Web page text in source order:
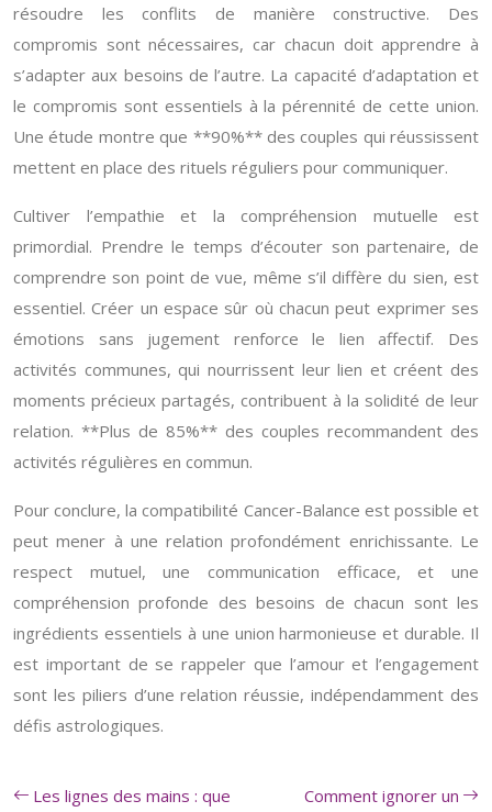
résoudre les conflits de manière constructive. Des
compromis sont nécessaires, car chacun doit apprendre à
s’adapter aux besoins de l’autre. La capacité d’adaptation et
le compromis sont essentiels à la pérennité de cette union.
Une étude montre que **90%** des couples qui réussissent
mettent en place des rituels réguliers pour communiquer.
Cultiver l’empathie et la compréhension mutuelle est
primordial. Prendre le temps d’écouter son partenaire, de
comprendre son point de vue, même s’il diffère du sien, est
essentiel. Créer un espace sûr où chacun peut exprimer ses
émotions sans jugement renforce le lien affectif. Des
activités communes, qui nourrissent leur lien et créent des
moments précieux partagés, contribuent à la solidité de leur
relation. **Plus de 85%** des couples recommandent des
activités régulières en commun.
Pour conclure, la compatibilité Cancer-Balance est possible et
peut mener à une relation profondément enrichissante. Le
respect mutuel, une communication efficace, et une
compréhension profonde des besoins de chacun sont les
ingrédients essentiels à une union harmonieuse et durable. Il
est important de se rappeler que l’amour et l’engagement
sont les piliers d’une relation réussie, indépendamment des
défis astrologiques.
Les lignes des mains : que
Comment ignorer un